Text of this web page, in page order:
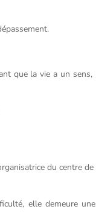
que la vie a un sens,
du centre de
elle demeure